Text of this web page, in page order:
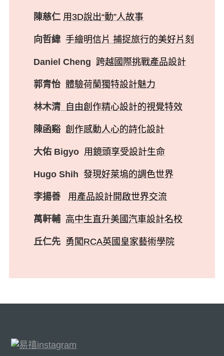
陳慈仁 用3D說出“動”人故事
向哲緯 手繪明信片 捕捉旅行的美好片刻
Daniel Cheng 跨越國際挑戰產品設計
郭青怡 體驗荷蘭獨特設計魅力
林木清 自由創作精心設計的視覺特效
陳函谿 創作感動人心的詩化設計
大佑 Bigyo 用鏡頭享受設計生命
Hugo Shih 發現好萊塢的調色世界
李揚善 用產品設計開啟世界交流
萬軒輔 高中生直升美國汽車設計名校
丘仁先 勇闖RCA英國皇家藝術學院